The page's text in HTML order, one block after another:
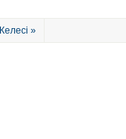
Келесі »